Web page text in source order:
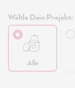
Wähle Dein Projekt:
Alle